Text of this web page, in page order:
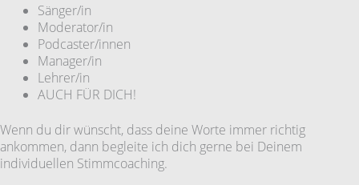
Sänger/in
Moderator/in
Podcaster/innen
Manager/in
Lehrer/in
AUCH FÜR DICH!
Wenn du dir wünscht, dass deine Worte immer richtig
ankommen, dann begleite ich dich gerne bei Deinem
individuellen Stimmcoaching.